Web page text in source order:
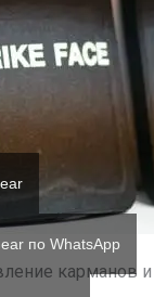
карманов
по WhatsApp